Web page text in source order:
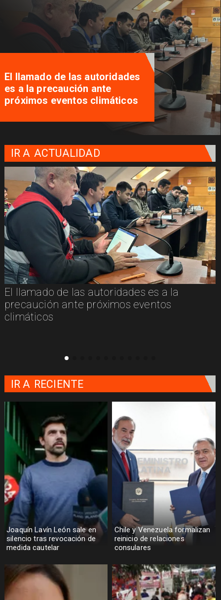
El llamado de las autoridades
es a la precaución ante
próximos eventos climáticos
IR A ACTUALIDAD
El llamado de las autoridades es a la
precaución ante próximos eventos
climáticos
Joaquín Lavín León sale en
silencio tras revocación de
medida cautelar
Chile y Venezuela formalizan
reinicio de relaciones
consulares
IR A RECIENTE